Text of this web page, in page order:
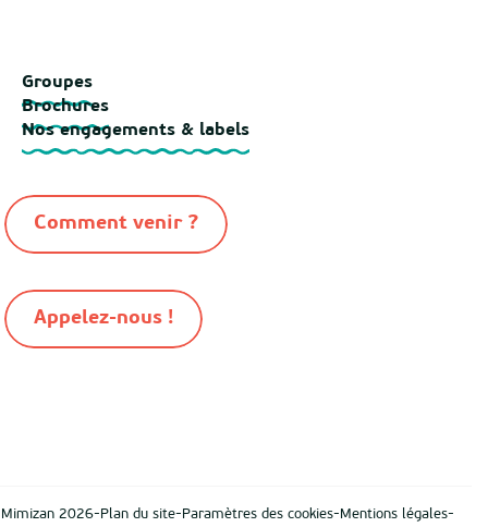
Groupes
Brochures
Nos engagements & labels
Comment venir ?
Appelez-nous !
2026- Plan du site- Paramètres des cookies- Mentions légales-